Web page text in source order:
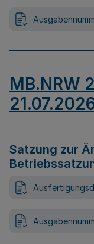
MB.NRW
Satzung zur